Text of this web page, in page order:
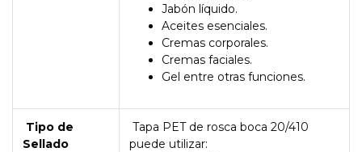
Jabón líquido.
Aceites esenciales.
Cremas corporales.
Cremas faciales.
Gel entre otras funciones.
Tipo de
Sellado
Tapa PET de rosca boca 20/410
puede utilizar: